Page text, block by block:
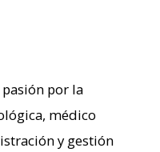
por la
médico
y gestión